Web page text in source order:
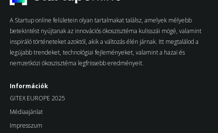
A Startup online felületein olyan tartalmakat találsz, amelyek mélyebb
betekintést nyújtanak az innovációs ökoszisztéma kulisszái mögé, valamint
inspiráló történeteket azoktól, akik a változás élén járnak. Itt megtalálod a
legújabb trendeket, technológiai fejleményeket, valamint a hazai és
nemzetközi ökoszisztéma legfrissebb eredményeit.
Információk
GITEX EUROPE 2025
Médiaajánlat
Impresszum